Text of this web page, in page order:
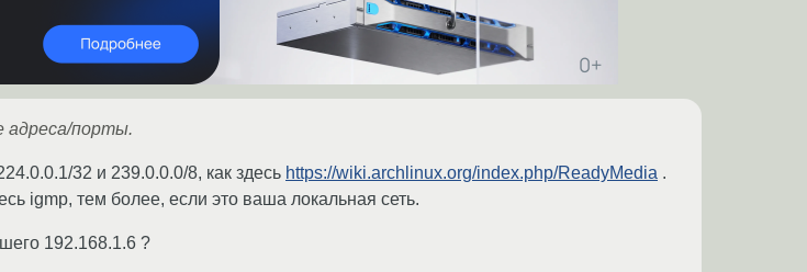
адреса/порты.
32 и 239.0.0.0/8, как здесь https://wiki.archlinux.org/index.php/ReadyMedia .
igmp, тем более, если это ваша локальная сеть.
192.168.1.6 ?